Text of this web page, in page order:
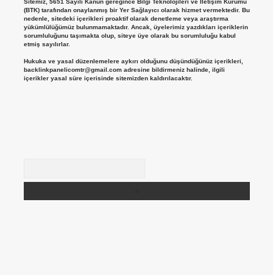
Sitemiz, 5651 Sayılı Kanun gereğince Bilgi Teknolojileri ve İletişim Kurumu
(BTK) tarafından onaylanmış bir Yer Sağlayıcı olarak hizmet vermektedir. Bu
nedenle, sitedeki içerikleri proaktif olarak denetleme veya araştırma
yükümlülüğümüz bulunmamaktadır. Ancak, üyelerimiz yazdıkları içeriklerin
sorumluluğunu taşımakta olup, siteye üye olarak bu sorumluluğu kabul
etmiş sayılırlar.
Hukuka ve yasal düzenlemelere aykırı olduğunu düşündüğünüz içerikleri,
backlinkpanelicomtr@gmail.comadresine bildirmeniz halinde, ilgili
içerikler yasal süre içerisinde sitemizden kaldırılacaktır.